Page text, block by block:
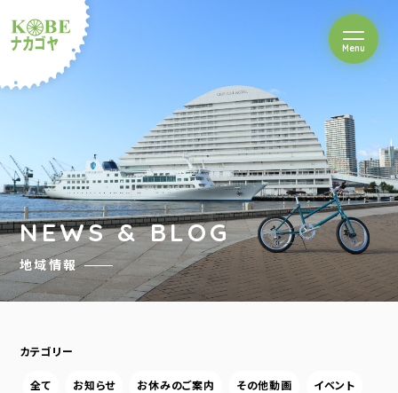
ルショップナカゴヤ
Menuを開閉
NEWS & BLOG
地域情報
カテゴリー
全て お知らせ お休みのご案内 その他動画 イベント